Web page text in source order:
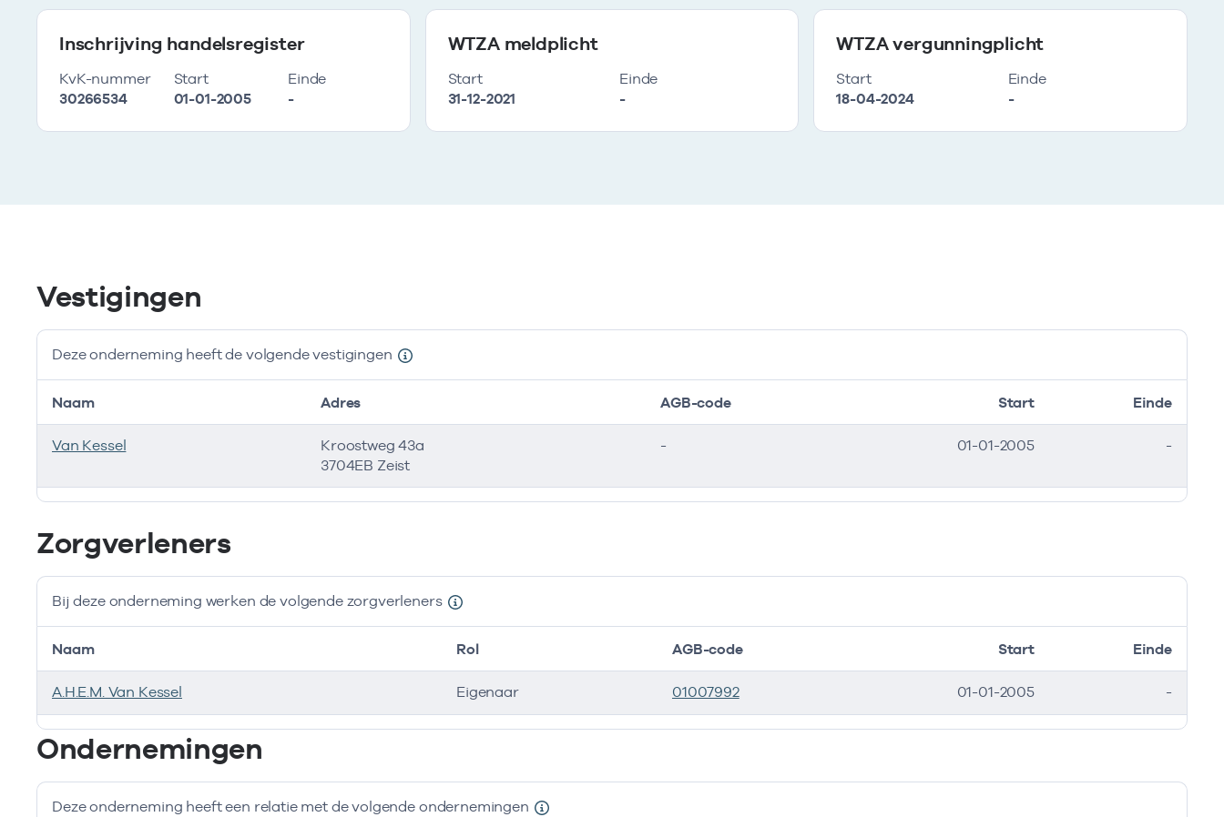
Inschrijving handelsregister
KvK-nummer
30266534
Start
01-01-2005
Einde
-
WTZA meldplicht
Start
31-12-2021
Einde
-
WTZA vergunningplicht
Start
18-04-2024
Einde
-
Vestigingen
Deze onderneming heeft de volgende vestigingen
Deze onderneming heeft de volgende vestigingen
Naam Adres AGB-code Start Einde
Van Kessel
Kroostweg 43a
3704EB Zeist
- 01-01-2005 -
Zorgverleners
Bij deze onderneming werken de volgende zorgverleners
Bij deze onderneming werken de volgende zorgverleners
Naam Rol AGB-code Start Einde
A.H.E.M. Van Kessel Eigenaar 01007992 01-01-2005 -
Ondernemingen
Deze onderneming heeft een relatie met de volgende ondernemingen